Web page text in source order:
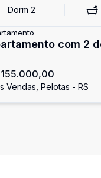
Dorm 2
com 2
155.000,00
Vendas, Pelotas - RS